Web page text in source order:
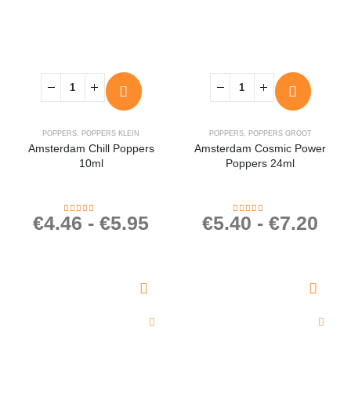
POPPERS, POPPERS KLEIN
Amsterdam Chill Poppers
10ml
4.33 out of 5
€4.46 - €5.95
POPPERS, POPPERS GROOT
Amsterdam Cosmic Power
Poppers 24ml
4.00 out of 5
€5.40 - €7.20